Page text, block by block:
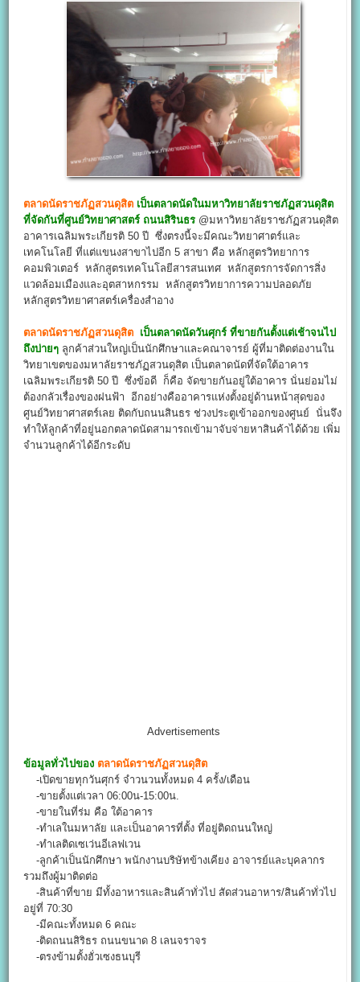
ตลาดนัดราชภัฏสวนดุสิต เป็นตลาดนัดในมหาวิทยาลัยราชภัฏสวนดุสิต
ที่จัดกันที่ศูนย์วิทยาศาสตร์ ถนนสิรินธร @มหาวิทยาลัยราชภัฏสวนดุสิต
อาคารเฉลิมพระเกียรติ 50 ปี ซึ่งตรงนี้จะมีคณะวิทยาศาตร์และ
เทคโนโลยี ที่แต่แขนงสาขาไปอีก 5 สาขา คือ หลักสูตรวิทยาการ
คอมพิวเตอร์ หลักสูตรเทคโนโลยีสารสนเทศ หลักสูตรการจัดการสิ่ง
แวดล้อมเมืองและอุตสาหกรรม หลักสูตรวิทยาการความปลอดภัย
หลักสูตรวิทยาศาสตร์เครื่องสำอาง
ตลาดนัดราชภัฏสวนดุสิต เป็นตลาดนัดวันศุกร์ ที่ขายกันตั้งแต่เช้าจนไป
ถึงบ่ายๆ ลูกค้าส่วนใหญ่เป็นนักศึกษาและคณาจารย์ ผู้ที่มาติดต่องานใน
วิทยาเขตของมหาลัยราชภัฏสวนดุสิต เป็นตลาดนัดที่จัดใต้อาคาร
เฉลิมพระเกียรติ 50 ปี ซึ่งข้อดี ก็คือ จัดขายกันอยู่ใต้อาคาร นั่นย่อมไม่
ต้องกลัวเรื่องของฝนฟ้า อีกอย่างคืออาคารแห่งตั้งอยู่ด้านหน้าสุดของ
ศูนย์วิทยาศาสตร์เลย ติดกับถนนสินธร ช่วงประตูเข้าออกของศูนย์ นั่นจึง
ทำให้ลูกค้าที่อยู่นอกตลาดนัดสามารถเข้ามาจับจ่ายหาสินค้าได้ด้วย เพิ่ม
จำนวนลูกค้าได้อีกระดับ
Advertisements
ข้อมูลทั่วไปของ ตลาดนัดราชภัฏสวนดุสิต
-เปิดขายทุกวันศุกร์ จำวนวนทั้งหมด 4 ครั้ง/เดือน
-ขายตั้งแต่เวลา 06:00น-15:00น.
-ขายในที่ร่ม คือ ใต้อาคาร
-ทำเลในมหาลัย และเป็นอาคารที่ตั้ง ที่อยู่ติดถนนใหญ่
-ทำเลติดเซเว่นอีเลฟเวน
-ลูกค้าเป็นนักศึกษา พนักงานบริษัทข้างเคียง อาจารย์และบุคลากร
รวมถึงผู้มาติดต่อ
-สินค้าที่ขาย มีทั้งอาหารและสินค้าทั่วไป สัดส่วนอาหาร/สินค้าทั่วไป
อยู่ที่ 70:30
-มีคณะทั้งหมด 6 คณะ
-ติดถนนสิริธร ถนนขนาด 8 เลนจราจร
-ตรงข้ามตั้งฮั่วเซงธนบุรี